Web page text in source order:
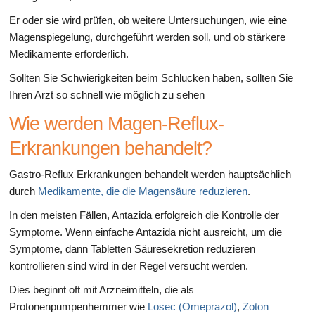
Er oder sie wird prüfen, ob weitere Untersuchungen, wie eine
Magenspiegelung, durchgeführt werden soll, und ob stärkere
Medikamente erforderlich.
Sollten Sie Schwierigkeiten beim Schlucken haben, sollten Sie
Ihren Arzt so schnell wie möglich zu sehen
Wie werden Magen-Reflux-
Erkrankungen behandelt?
Gastro-Reflux Erkrankungen behandelt werden hauptsächlich
durch Medikamente, die die Magensäure reduzieren.
In den meisten Fällen, Antazida erfolgreich die Kontrolle der
Symptome. Wenn einfache Antazida nicht ausreicht, um die
Symptome, dann Tabletten Säuresekretion reduzieren
kontrollieren sind wird in der Regel versucht werden.
Dies beginnt oft mit Arzneimitteln, die als
Protonenpumpenhemmer wie Losec (Omeprazol), Zoton